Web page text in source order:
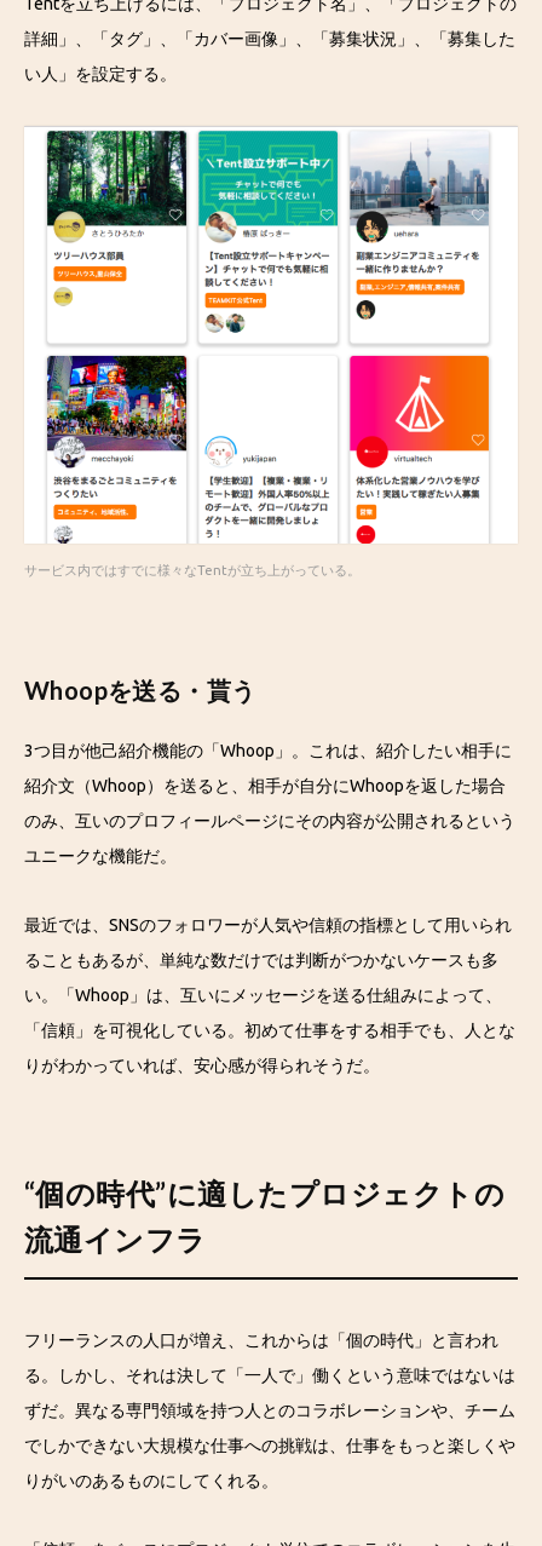
詳細」、「タグ」、「カバー画像」、「募集状況」、「募集した
い人」を設定する。
サービス内ではすでに様々なTentが立ち上がっている。
Whoopを送る・貰う
3つ目が他己紹介機能の「Whoop」。これは、紹介したい相手に
紹介文（Whoop）を送ると、相手が自分にWhoopを返した場合
のみ、互いのプロフィールページにその内容が公開されるという
ユニークな機能だ。
最近では、SNSのフォロワーが人気や信頼の指標として用いられ
ることもあるが、単純な数だけでは判断がつかないケースも多
い。「Whoop」は、互いにメッセージを送る仕組みによって、
「信頼」を可視化している。初めて仕事をする相手でも、人とな
りがわかっていれば、安心感が得られそうだ。
“個の時代”に適したプロジェクトの
流通インフラ
フリーランスの人口が増え、これからは「個の時代」と言われ
る。しかし、それは決して「一人で」働くという意味ではないは
ずだ。異なる専門領域を持つ人とのコラボレーションや、チーム
でしかできない大規模な仕事への挑戦は、仕事をもっと楽しくや
りがいのあるものにしてくれる。